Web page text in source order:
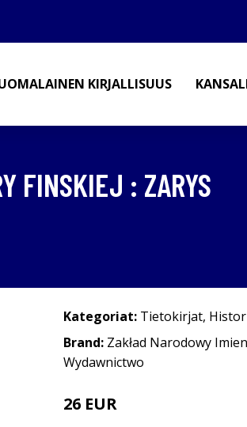
KIRJALLISUUS
FINSKIEJ : ZARYS
Kategoriat: Tietokirjat,
Brand: Zakład Narodowy
Wydawnictwo
26 EUR